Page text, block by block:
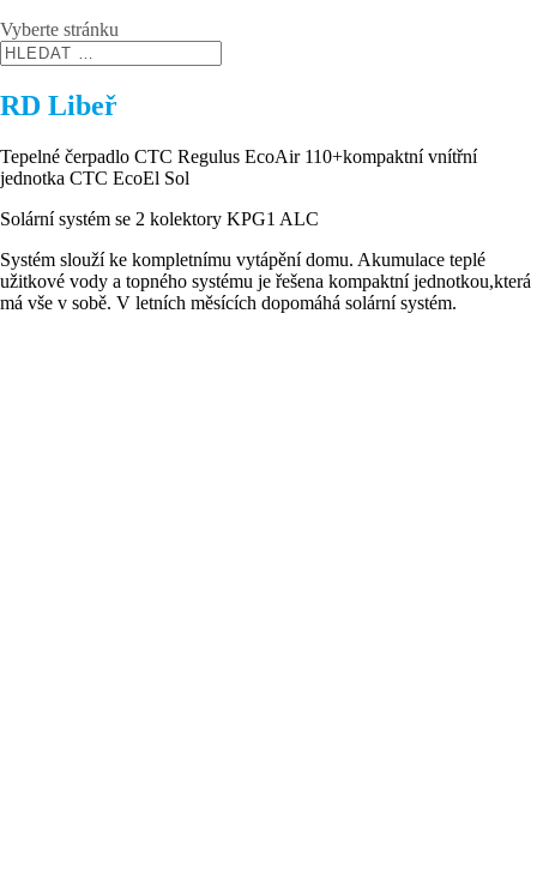
Vyberte stránku
RD Libeř
Tepelné čerpadlo CTC Regulus EcoAir 110+kompaktní vnítřní
jednotka CTC EcoEl Sol
Solární systém se 2 kolektory KPG1 ALC
Systém slouží ke kompletnímu vytápění domu. Akumulace teplé
užitkové vody a topného systému je řešena kompaktní jednotkou,která
má vše v sobě. V letních měsících dopomáhá solární systém.